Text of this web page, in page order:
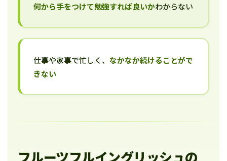
何から手をつけて勉強すれば良いかわからない
仕事や家事で忙しく、 なかなか続けることがで
きない
フルーツフルイングリッシュの